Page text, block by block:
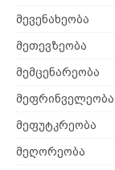
მევენახეობა
მეთევზეობა
მემცენარეობა
მეფრინველეობა
მეფუტკრეობა
მეღორეობა